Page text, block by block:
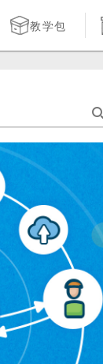
教学包